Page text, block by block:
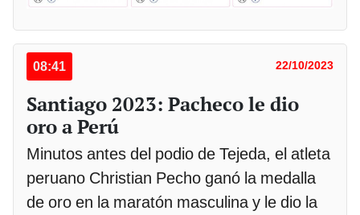
08:41 22/10/2023
Santiago 2023: Pacheco le dio
oro a Perú
Minutos antes del podio de Tejeda, el atleta
peruano Christian Pecho ganó la medalla
de oro en la maratón masculina y le dio la